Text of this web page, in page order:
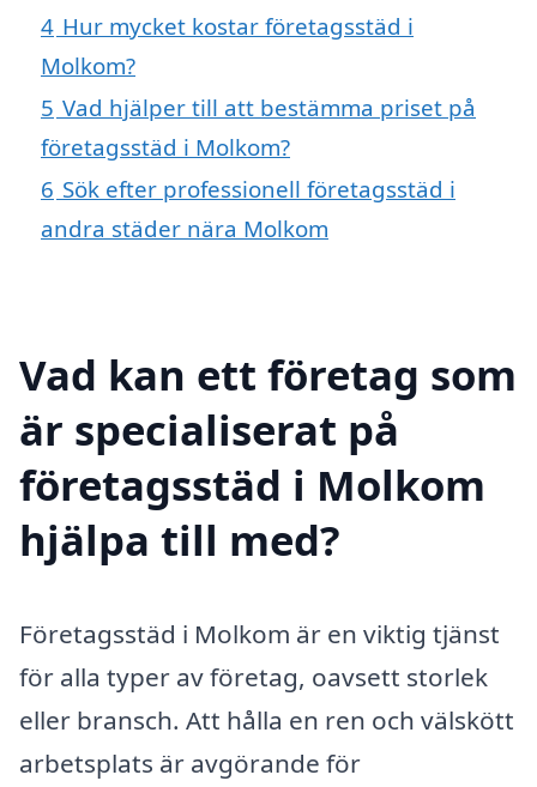
4 Hur mycket kostar företagsstäd i
Molkom?
5 Vad hjälper till att bestämma priset på
företagsstäd i Molkom?
6 Sök efter professionell företagsstäd i
andra städer nära Molkom
Vad kan ett företag som
är specialiserat på
företagsstäd i Molkom
hjälpa till med?
Företagsstäd i Molkom är en viktig tjänst
för alla typer av företag, oavsett storlek
eller bransch. Att hålla en ren och välskött
arbetsplats är avgörande för